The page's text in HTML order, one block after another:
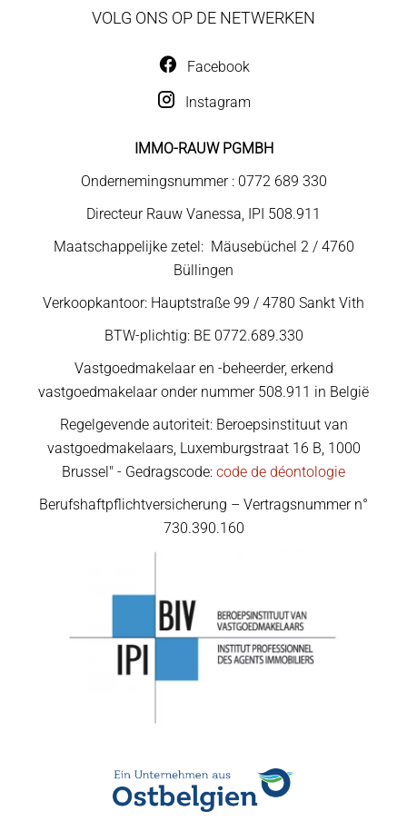
VOLG ONS OP DE NETWERKEN
Facebook
Instagram
IMMO-RAUW PGMBH
Ondernemingsnummer : 0772 689 330
Directeur Rauw Vanessa, IPI 508.911
Maatschappelijke zetel: Mäusebüchel 2 / 4760
Büllingen
Verkoopkantoor: Hauptstraße 99 / 4780 Sankt Vith
BTW-plichtig: BE 0772.689.330
Vastgoedmakelaar en -beheerder, erkend
vastgoedmakelaar onder nummer 508.911 in België
Regelgevende autoriteit: Beroepsinstituut van
vastgoedmakelaars, Luxemburgstraat 16 B, 1000
Brussel" - Gedragscode: code de déontologie
Berufshaftpflichtversicherung – Vertragsnummer n°
730.390.160